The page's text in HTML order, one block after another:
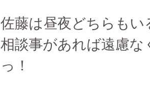
佐藤は昼夜どちらも
相談事があれば遠慮
っ！